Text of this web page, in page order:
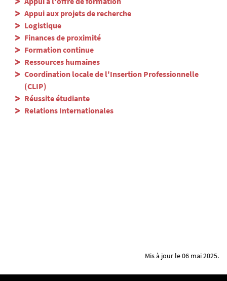
Appui aux projets de recherche
Logistique
Finances de proximité
Formation continue
Ressources humaines
Coordination locale de l'Insertion Professionnelle
(CLIP)
Réussite étudiante
Relations Internationales
Mis à jour le 06 mai 2025.